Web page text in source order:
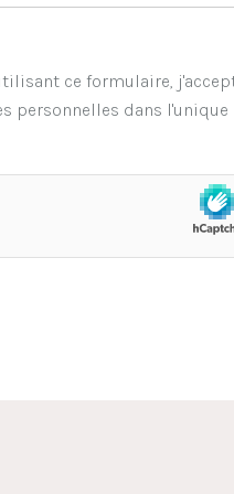
ce formulaire,
personnelles dans